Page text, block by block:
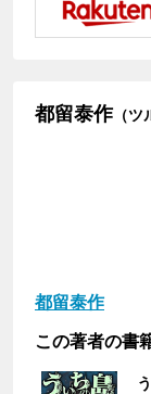
都留泰作（ツ
都留泰作
この著者の書